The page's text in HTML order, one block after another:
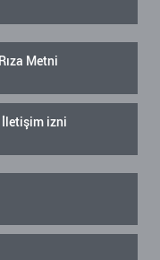
Metni
İletişim izni